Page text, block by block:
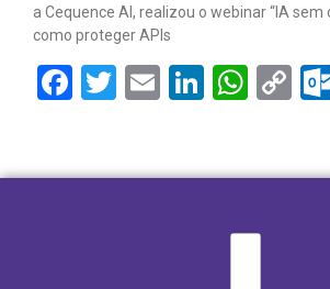
a Cequence AI, realizou o webinar “IA sem
como proteger APIs
Facebook
Twitter
Email